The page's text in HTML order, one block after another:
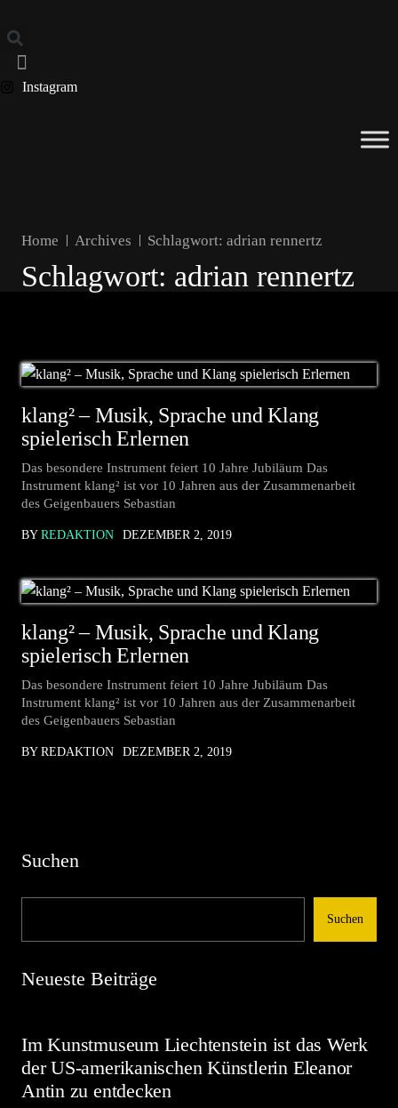
Instagram
Home Archives Schlagwort: adrian rennertz
Schlagwort: adrian rennertz
klang² – Musik, Sprache und Klang
spielerisch Erlernen
Das besondere Instrument feiert 10 Jahre Jubiläum Das
Instrument klang² ist vor 10 Jahren aus der Zusammenarbeit
des Geigenbauers Sebastian
BY REDAKTION DEZEMBER 2, 2019
klang² – Musik, Sprache und Klang
spielerisch Erlernen
Das besondere Instrument feiert 10 Jahre Jubiläum Das
Instrument klang² ist vor 10 Jahren aus der Zusammenarbeit
des Geigenbauers Sebastian
BY REDAKTION DEZEMBER 2, 2019
Suchen
Suchen
Neueste Beiträge
Im Kunstmuseum Liechtenstein ist das Werk
der US-amerikanischen Künstlerin Eleanor
Antin zu entdecken